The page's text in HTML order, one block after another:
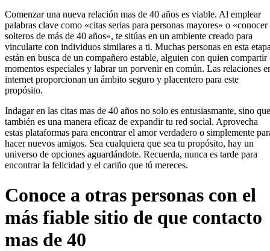
Comenzar una nueva relación mas de 40 años es viable. Al emplear
palabras clave como «citas serias para personas mayores» o «conocer
solteros de más de 40 años», te sitúas en un ambiente creado para
vincularte con individuos similares a ti. Muchas personas en esta
están en busca de un compañero estable, alguien con quien compartir
momentos especiales y labrar un porvenir en común. Las relaciones
internet proporcionan un ámbito seguro y placentero para este
propósito.
Indagar en las citas mas de 40 años no solo es entusiasmante, sino que
también es una manera eficaz de expandir tu red social. Aprovecha
estas plataformas para encontrar el amor verdadero o simplemente
hacer nuevos amigos. Sea cualquiera que sea tu propósito, hay un
universo de opciones aguardándote. Recuerda, nunca es tarde para
encontrar la felicidad y el cariño que tú mereces.
Conoce a otras personas con el
más fiable sitio de que contacto
mas de 40